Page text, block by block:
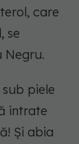
care
se
Negru.
piele
intrate
Și abia